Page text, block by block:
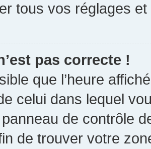
tous vos réglages
pas correcte !
que l’heure
celui dans lequel
de contrôle
de trouver votre